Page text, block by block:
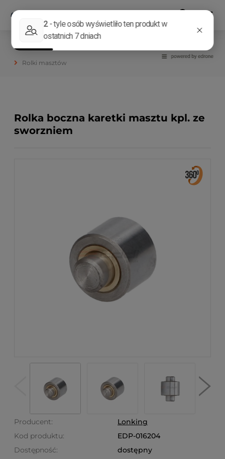
Rolki masztów
Rolka boczna karetki masztu kpl. ze
sworzniem
Producent:
Lonking
Kod produktu:
EDP-016204
Dostępność:
dostępny